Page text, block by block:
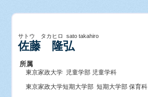
サトウ タカヒロ sato takahiro
佐藤 隆弘
所属
東京家政大学 児童学部 児童学科
東京家政大学短期大学部 短期大学部 保育科